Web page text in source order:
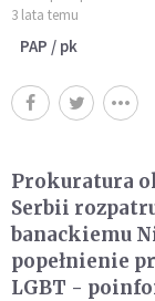
3 lata temu
PAP / pk
Prokuratura
Serbii
banackiemu
popełnienie
LGBT -